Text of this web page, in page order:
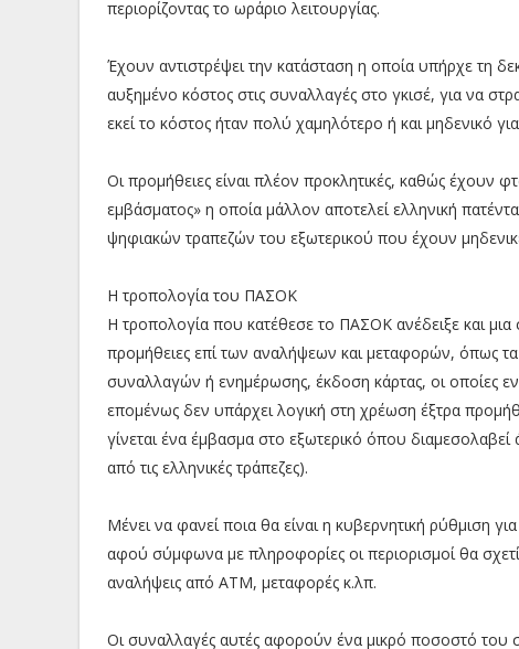
περιορίζοντας το ωράριο λειτουργίας.
Έχουν αντιστρέψει την κατάσταση η οποία υπήρχε τη
αυξημένο κόστος στις συναλλαγές στο γκισέ, για να
εκεί το κόστος ήταν πολύ χαμηλότερο ή και μηδενικό για
Οι προμήθειες είναι πλέον προκλητικές, καθώς έχουν
εμβάσματος» η οποία μάλλον αποτελεί ελληνική
ψηφιακών τραπεζών του εξωτερικού που έχουν
Η τροπολογία του ΠΑΣΟΚ
Η τροπολογία που κατέθεσε το ΠΑΣΟΚ ανέδειξε και μια
προμήθειες επί των αναλήψεων και μεταφορών, όπως
συναλλαγών ή ενημέρωσης, έκδοση κάρτας, οι οποίες
επομένως δεν υπάρχει λογική στη χρέωση έξτρα
γίνεται ένα έμβασμα στο εξωτερικό όπου
από τις ελληνικές τράπεζες).
Μένει να φανεί ποια θα είναι η κυβερνητική ρύθμιση
αφού σύμφωνα με πληροφορίες οι περιορισμοί θα
αναλήψεις από ΑΤΜ, μεταφορές κ.λπ.
Οι συναλλαγές αυτές αφορούν ένα μικρό ποσοστό